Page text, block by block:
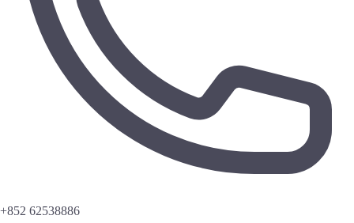
+852 62538886